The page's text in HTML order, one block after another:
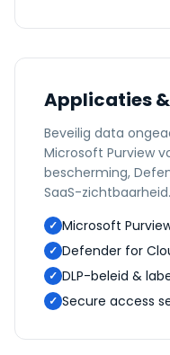
Applicaties
Beveilig data
Microsoft Purview
bescherming,
SaaS-zichtbaarheid.
✓ Microsoft
✓ Defender for
✓ DLP-beleid &
✓ Secure access